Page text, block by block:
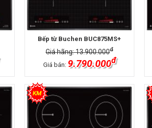
Bếp từ Buchen BUC875MS+
Giá hãng: 13.900.000đ
Giá bán: 9.790.000đ